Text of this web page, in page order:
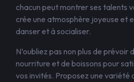
chacun peut montrer ses talents
crée une atmosphère joyeuse et
danser et à socialiser.
N’oubliez pas non plus de prévoir
nourriture et de boissons pour
vos invités. Proposez une variété